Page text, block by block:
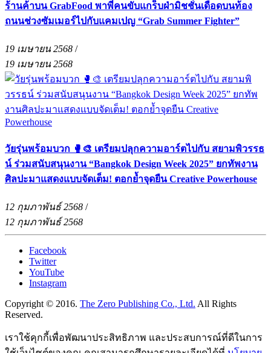
ร้านค้าบน GrabFood พาพี่คนขับแกร็บฝ่ามิชชั่นเดือดบนท้อง
ถนนช่วงซัมเมอร์ไปกับแคมเปญ “Grab Summer Fighter”
19 เมษายน 2568 /
19 เมษายน 2568
วัยรุ่นพร้อมบวก 🥊🎨 เตรียมปลุกความอาร์ตไปกับ สยามพิวรรธ
น์ ร่วมสนับสนุนงาน “Bangkok Design Week 2025” ยกทัพงาน
ศิลปะมาแสดงแบบจัดเต็ม! ตอกย้ำจุดยืน Creative Powerhouse
12 กุมภาพันธ์ 2568 /
12 กุมภาพันธ์ 2568
Facebook
Twitter
YouTube
Instagram
Copyright © 2016. The Zero Publishing Co., Ltd. All Rights
Reserved.
เราใช้คุกกี้เพื่อพัฒนาประสิทธิภาพ และประสบการณ์ที่ดีในการ